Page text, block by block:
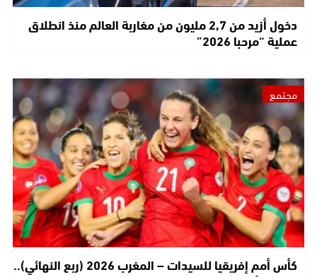
دخول أزيد من 2,7 مليون من مغاربة العالم منذ انطلاق
عملية “مرحبا 2026”
مجتمع
كأس أمم إفريقيا للسيدات – المغرب 2026 (ربع النهائي)..